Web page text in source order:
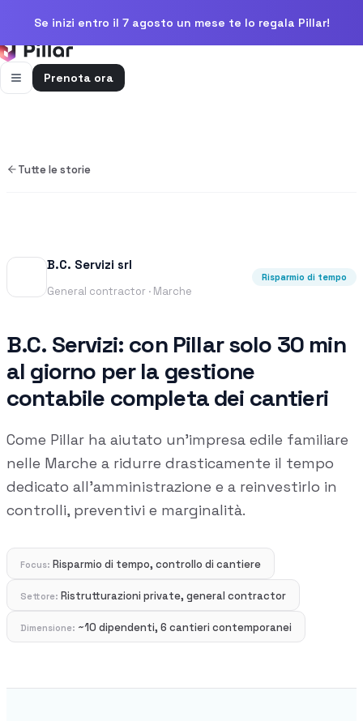
Se inizi entro il 7 agosto un mese te lo regala Pillar!
Prenota ora
Fatturazione
Preventivi
Dal computo al preventivo pronto
Gestione commessa
Margini, costi e ore per commessa
Procurement
Fornitori e ordini in un solo hub
Sicurezza
Verifica documentale automatica per i tuoi cantieri
Chi siamo
Strumenti
Tutte le storie
B.C. Servizi srl
General contractor · Marche
Risparmio di tempo
B.C. Servizi: con Pillar solo 30 min
al giorno per la gestione
contabile completa dei cantieri
Come Pillar ha aiutato un'impresa edile familiare
nelle Marche a ridurre drasticamente il tempo
dedicato all'amministrazione e a reinvestirlo in
controlli, preventivi e marginalità.
Focus: Risparmio di tempo, controllo di cantiere
Settore: Ristrutturazioni private, general contractor
Dimensione: ~10 dipendenti, 6 cantieri contemporanei